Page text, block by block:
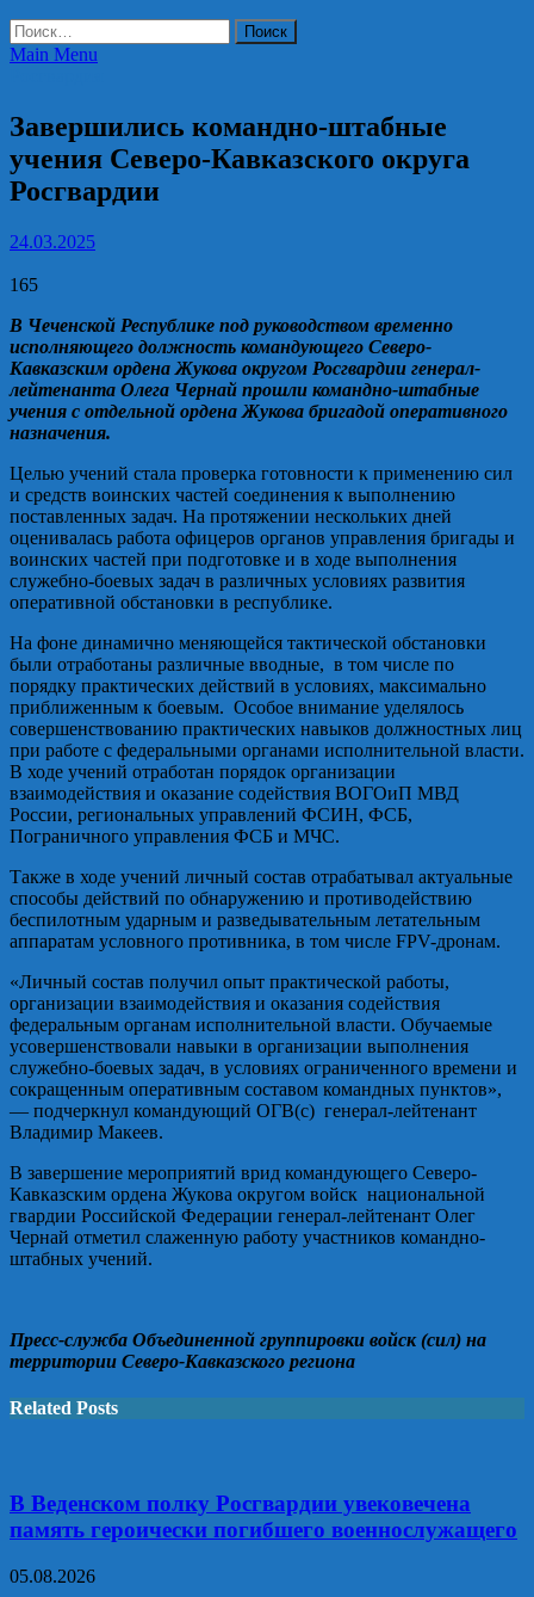
Найти:
Main Menu
Завершились командно-штабные
учения Северо-Кавказского округа
Росгвардии
24.03.2025
165
В Чеченской Республике под руководством временно
исполняющего должность командующего Северо-
Кавказским ордена Жукова округом Росгвардии генерал-
лейтенанта Олега Чернай прошли командно-штабные
учения с отдельной ордена Жукова бригадой оперативного
назначения.
Целью учений стала проверка готовности к применению сил
и средств воинских частей соединения к выполнению
поставленных задач. На протяжении нескольких дней
оценивалась работа офицеров органов управления бригады и
воинских частей при подготовке и в ходе выполнения
служебно-боевых задач в различных условиях развития
оперативной обстановки в республике.
На фоне динамично меняющейся тактической обстановки
были отработаны различные вводные, в том числе по
порядку практических действий в условиях, максимально
приближенным к боевым. Особое внимание уделялось
совершенствованию практических навыков должностных лиц
при работе с федеральными органами исполнительной власти.
В ходе учений отработан порядок организации
взаимодействия и оказание содействия ВОГОиП МВД
России, региональных управлений ФСИН, ФСБ,
Пограничного управления ФСБ и МЧС.
Также в ходе учений личный состав отрабатывал актуальные
способы действий по обнаружению и противодействию
беспилотным ударным и разведывательным летательным
аппаратам условного противника, в том числе FPV-дронам.
«Личный состав получил опыт практической работы,
организации взаимодействия и оказания содействия
федеральным органам исполнительной власти. Обучаемые
усовершенствовали навыки в организации выполнения
служебно-боевых задач, в условиях ограниченного времени и
сокращенным оперативным составом командных пунктов»,
— подчеркнул командующий ОГВ(с) генерал-лейтенант
Владимир Макеев.
В завершение мероприятий врид командующего Северо-
Кавказским ордена Жукова округом войск национальной
гвардии Российской Федерации генерал-лейтенант Олег
Чернай отметил слаженную работу участников командно-
штабных учений.
Пресс-служба Объединенной группировки войск (сил) на
территории Северо-Кавказского региона
Related Posts
В Веденском полку Росгвардии увековечена
память героически погибшего военнослужащего
05.08.2026